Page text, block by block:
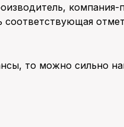
соответствующая
то можно сильно